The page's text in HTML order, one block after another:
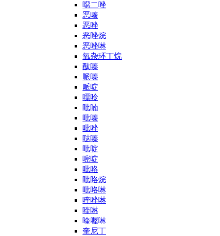
噁二唑
恶嗪
恶唑
恶唑烷
恶唑啉
氧杂环丁烷
酞嗪
哌嗪
哌啶
嘌呤
吡喃
吡嗪
吡唑
哒嗪
吡啶
嘧啶
吡咯
吡咯烷
吡咯啉
喹唑啉
喹啉
喹喔啉
奎尼丁